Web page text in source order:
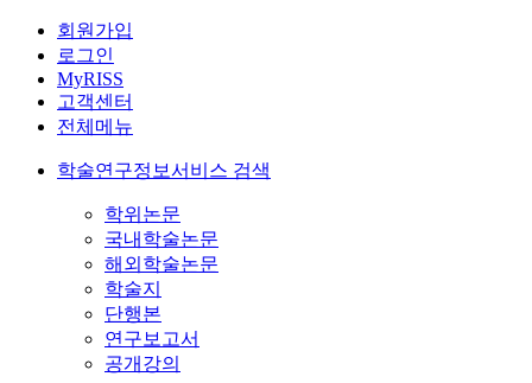
회원가입
로그인
MyRISS
고객센터
전체메뉴
학술연구정보서비스 검색
학위논문
국내학술논문
해외학술논문
학술지
단행본
연구보고서
공개강의